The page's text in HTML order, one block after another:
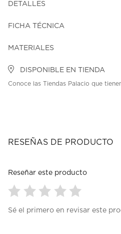
DETALLES
FICHA TÉCNICA
MATERIALES
DISPONIBLE EN TIENDA
Conoce las Tiendas Palacio que
RESEÑAS DE PRODUCTO
Reseñar este producto
paraparaparaparapara
Sé el primero en revisar este